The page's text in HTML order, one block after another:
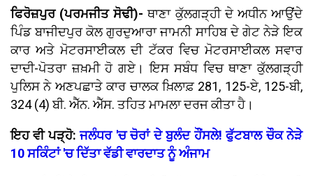
ਫਿਰੋਜ਼ਪੁਰ (ਪਰਮਜੀਤ ਸੋਢੀ)- ਥਾਣਾ ਕੁੱਲਗੜ੍ਹੀ ਦੇ ਅਧੀਨ ਆਉਂਦੇ
ਪਿੰਡ ਬਾਜੀਦਪੁਰ ਕੋਲ ਗੁਰਦੁਆਰਾ ਜਾਮਨੀ ਸਾਹਿਬ ਦੇ ਗੇਟ ਨੇੜੇ ਇਕ
ਕਾਰ ਅਤੇ ਮੋਟਰਸਾਈਕਲ ਦੀ ਟੱਕਰ ਵਿਚ ਮੋਟਰਸਾਈਕਲ ਸਵਾਰ
ਦਾਦੀ-ਪੋਤਰਾ ਜ਼ਖ਼ਮੀ ਹੋ ਗਏ। ਇਸ ਸਬੰਧ ਵਿਚ ਥਾਣਾ ਕੁੱਲਗੜ੍ਹੀ
ਪੁਲਿਸ ਨੇ ਅਣਪਛਾਤੇ ਕਾਰ ਚਾਲਕ ਖ਼ਿਲਾਫ਼ 281, 125-ਏ, 125-ਬੀ,
324 (4) ਬੀ. ਐੱਨ. ਐੱਸ. ਤਹਿਤ ਮਾਮਲਾ ਦਰਜ ਕੀਤਾ ਹੈ।
ਇਹ ਵੀ ਪੜ੍ਹੋ:ਜਲੰਧਰ 'ਚ ਚੋਰਾਂ ਦੇ ਬੁਲੰਦ ਹੌਂਸਲੇ! ਫੁੱਟਬਾਲ ਚੌਕ ਨੇੜੇ
10 ਸਕਿੰਟਾਂ 'ਚ ਦਿੱਤਾ ਵੱਡੀ ਵਾਰਦਾਤ ਨੂੰ ਅੰਜਾਮ